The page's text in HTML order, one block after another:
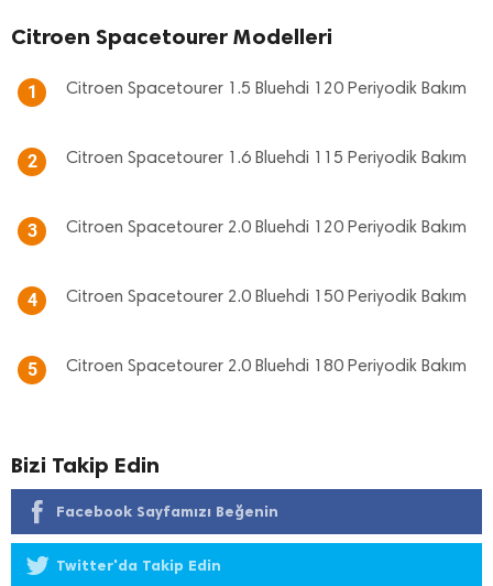
Citroen Spacetourer Modelleri
1 Citroen Spacetourer 1.5 Bluehdi 120 Periyodik Bakım
2 Citroen Spacetourer 1.6 Bluehdi 115 Periyodik Bakım
3 Citroen Spacetourer 2.0 Bluehdi 120 Periyodik Bakım
4 Citroen Spacetourer 2.0 Bluehdi 150 Periyodik Bakım
5 Citroen Spacetourer 2.0 Bluehdi 180 Periyodik Bakım
Bizi Takip Edin
Facebook Sayfamızı Beğenin
Twitter'da Takip Edin